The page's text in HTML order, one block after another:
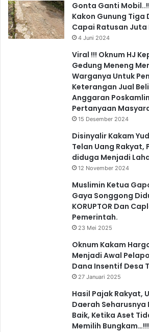
Gonta Ganti
Kakon Gunung Tiga
Capai Ratusan Juta
4 Juni 2024
Viral !!! Oknum HJ
Gedung Meneng
Warganya Untuk
Keterangan Jual
Anggaran
Pertanyaan
15 Desember 2024
Disinyalir Kakam
Telan Uang Rakyat,
diduga Menjadi
12 November 2024
Muslimin Ketua
Gaya Songgong
KORUPTOR Dan
Pemerintah.
23 Mei 2025
Oknum Kakam
Menjadi Awal
Dana Insentif Desa
27 Januari 2025
Hasil Pajak Rakyat,
Daerah Seharusnya
Baik, Ketika Aset
Memilih Bungkam…!!!